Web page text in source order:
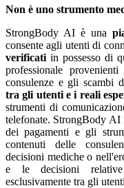
Non è uno strumento
StrongBody AI è una
consente agli utenti di
verificati in possesso di
professionale
consulenze e gli scambi
tra gli utenti e i reali
strumenti di
telefonate. StrongBody AI
dei pagamenti e gli
contenuti delle
decisioni mediche o
e le decisioni relative
esclusivamente tra gli